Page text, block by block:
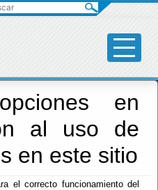
en
al uso de
en este sitio
el correcto funcionamiento del